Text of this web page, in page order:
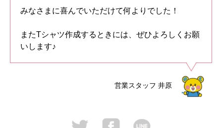
みなさまに喜んでいただけて何よりでした！
またTシャツ作成するときには、ぜひよろしくお願
いします♪
営業スタッフ 井原